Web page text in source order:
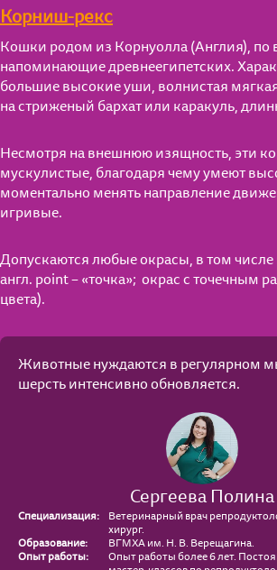
Корниш-рекс
Кошки родом из Корнуолла (Англия), по
напоминающие древнеегипетских.
большие высокие уши, волнистая
на стриженый бархат или каракуль,
Несмотря на внешнюю изящность, эти
мускулистые, благодаря чему умеют
моментально менять направление
игривые.
Допускаются любые окрасы, в том числе
англ. point – «точка»; окрас с точечным
цвета).
Животные нуждаются в регулярном
шерсть интенсивно обновляется.
Сергеева Полина
Специализация:
Ветеринарный врач
хирург.
Образование:
ВГМХА им. Н. В. Верещагина.
Опыт работы:
Опыт работы более 6 лет.